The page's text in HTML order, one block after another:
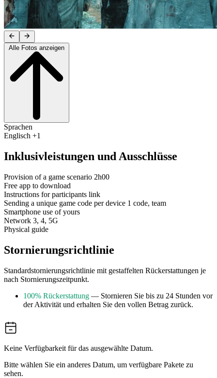
Sprachen
Englisch +1
Inklusivleistungen und Ausschlüsse
Provision of a game scenario 2h00
Free app to download
Instructions for participants link
Sending a unique game code per device 1 code, team
Smartphone use of yours
Network 3, 4, 5G
Physical guide
Stornierungsrichtlinie
Standardstornierungsrichtlinie mit gestaffelten Rückerstattungen je
nach Stornierungszeitpunkt.
100% Rückerstattung — Stornieren Sie bis zu 24 Stunden vor
der Aktivität und erhalten Sie den vollen Betrag zurück.
Keine Verfügbarkeit für das ausgewählte Datum.
Bitte wählen Sie ein anderes Datum, um verfügbare Pakete zu
sehen.